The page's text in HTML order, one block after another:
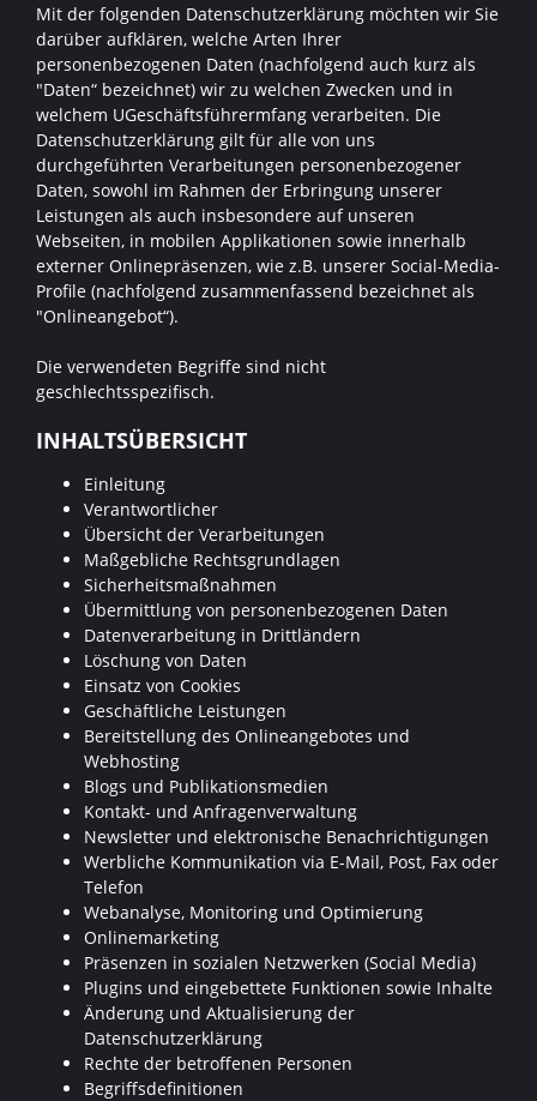
Mit der folgenden Datenschutzerklärung möchten wir Sie
darüber aufklären, welche Arten Ihrer
personenbezogenen Daten (nachfolgend auch kurz als
"Daten“ bezeichnet) wir zu welchen Zwecken und in
welchem UGeschäftsführermfang verarbeiten. Die
Datenschutzerklärung gilt für alle von uns
durchgeführten Verarbeitungen personenbezogener
Daten, sowohl im Rahmen der Erbringung unserer
Leistungen als auch insbesondere auf unseren
Webseiten, in mobilen Applikationen sowie innerhalb
externer Onlinepräsenzen, wie z.B. unserer Social-Media-
Profile (nachfolgend zusammenfassend bezeichnet als
"Onlineangebot“).
Die verwendeten Begriffe sind nicht
geschlechtsspezifisch.
INHALTSÜBERSICHT
Einleitung
Verantwortlicher
Übersicht der Verarbeitungen
Maßgebliche Rechtsgrundlagen
Sicherheitsmaßnahmen
Übermittlung von personenbezogenen Daten
Datenverarbeitung in Drittländern
Löschung von Daten
Einsatz von Cookies
Geschäftliche Leistungen
Bereitstellung des Onlineangebotes und
Webhosting
Blogs und Publikationsmedien
Kontakt- und Anfragenverwaltung
Newsletter und elektronische Benachrichtigungen
Werbliche Kommunikation via E-Mail, Post, Fax oder
Telefon
Webanalyse, Monitoring und Optimierung
Onlinemarketing
Präsenzen in sozialen Netzwerken (Social Media)
Plugins und eingebettete Funktionen sowie Inhalte
Änderung und Aktualisierung der
Datenschutzerklärung
Rechte der betroffenen Personen
Begriffsdefinitionen